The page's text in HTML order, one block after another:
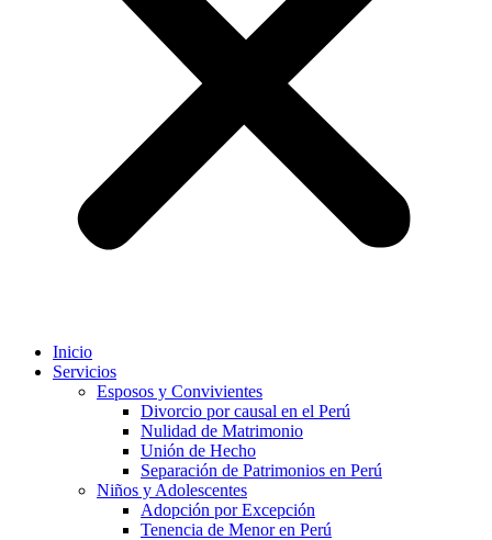
Inicio
Servicios
Esposos y Convivientes
Divorcio por causal en el Perú
Nulidad de Matrimonio
Unión de Hecho
Separación de Patrimonios en Perú
Niños y Adolescentes
Adopción por Excepción
Tenencia de Menor en Perú